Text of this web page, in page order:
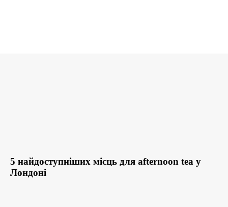
5 найдоступніших місць для afternoon tea у
Лондоні